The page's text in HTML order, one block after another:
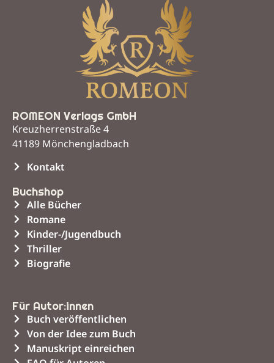
ROMEON Verlags GmbH
Kreuzherrenstraße 4
41189 Mönchengladbach
Kontakt
Buchshop
Alle Bücher
Romane
Kinder-/Jugendbuch
Thriller
Biografie
Für Autor:innen
Buch veröffentlichen
Von der Idee zum Buch
Manuskript einreichen